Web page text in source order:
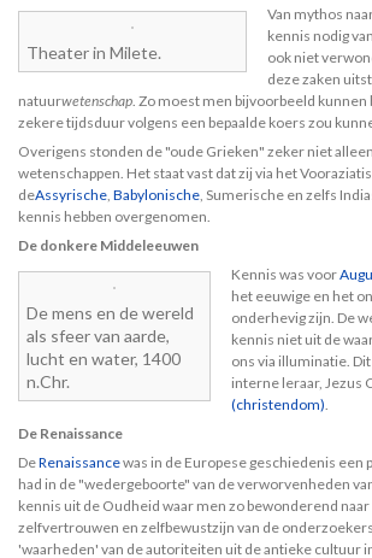
Theater in Milete.
Van mythos
kennis nodig
ook niet
deze zaken
natuurwetenschap . Zo moest men bijvoorbeeld
zekere tijdsduur volgens een bepaalde koers zou
Overigens stonden de "oude Grieken" zeker niet
wetenschappen. Het staat vast dat zij via het
deAssyrische Babylonische , Sumerische en zelfs
kennis hebben overgenomen.
De donkere Middeleeuwen
De mens en de wereld
als sfeer van aarde,
lucht en water, 1400
n.Chr.
Kennis was voor
het eeuwige en het
onderhevig zijn. De
kennis niet uit de
ons via illuminatie.
interne leraar, Jezus
(christendom)
De Renaissance
DeRenaissancewas in de Europese geschiedenis een
had in de "wedergeboorte" van de verworvenheden
kennis uit de Oudheid waar men zo bewonderend
zelfvertrouwen en zelfbewustzijn van de
'waarheden' van de autoriteiten uit de antieke cultuur